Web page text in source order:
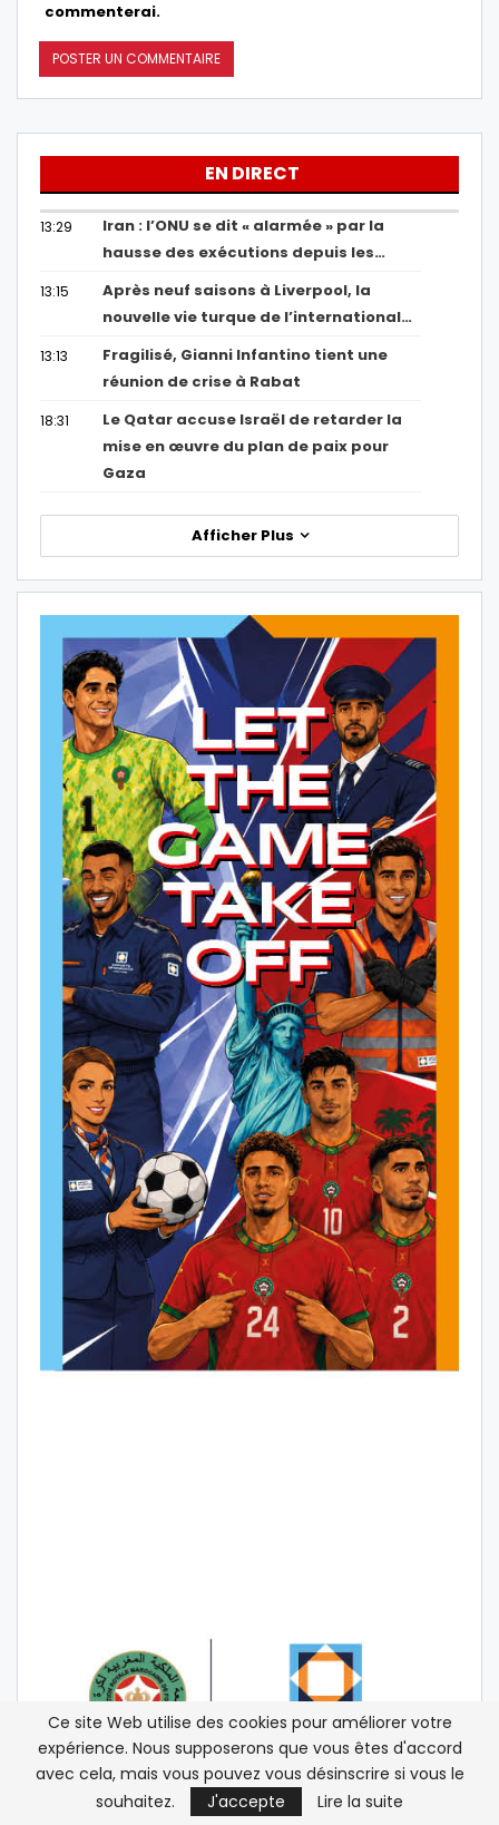
commenterai.
EN DIRECT
13:29
Iran : l’ONU se dit « alarmée » par la
hausse des exécutions depuis les…
13:15
Après neuf saisons à Liverpool, la
nouvelle vie turque de l’international…
13:13
Fragilisé, Gianni Infantino tient une
réunion de crise à Rabat
18:31
Le Qatar accuse Israël de retarder la
mise en œuvre du plan de paix pour
Gaza
Afficher Plus
Ce site Web utilise des cookies pour améliorer votre
expérience. Nous supposerons que vous êtes d'accord
avec cela, mais vous pouvez vous désinscrire si vous le
souhaitez.
J'accepte Lire la suite